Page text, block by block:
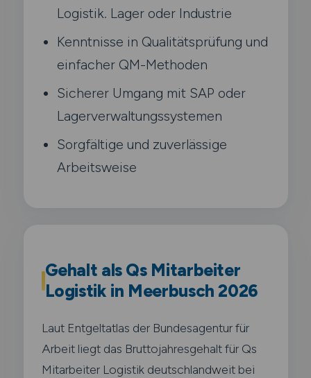
Logistik. Lager oder Industrie
Kenntnisse in Qualitätsprüfung und
einfacher QM-Methoden
Sicherer Umgang mit SAP oder
Lagerverwaltungssystemen
Sorgfältige und zuverlässige
Arbeitsweise
Gehalt als Qs Mitarbeiter
Logistik in Meerbusch 2026
Laut Entgeltatlas der Bundesagentur für
Arbeit liegt das Bruttojahresgehalt für Qs
Mitarbeiter Logistik deutschlandweit bei